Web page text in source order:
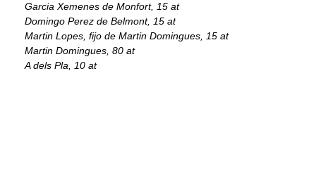
Garcia Xemenes de Monfort, 15 at
Domingo Perez de Belmont, 15 at
Martin Lopes, fijo de Martin Domingues, 15 at
Martin Domingues, 80 at
A dels Pla, 10 at